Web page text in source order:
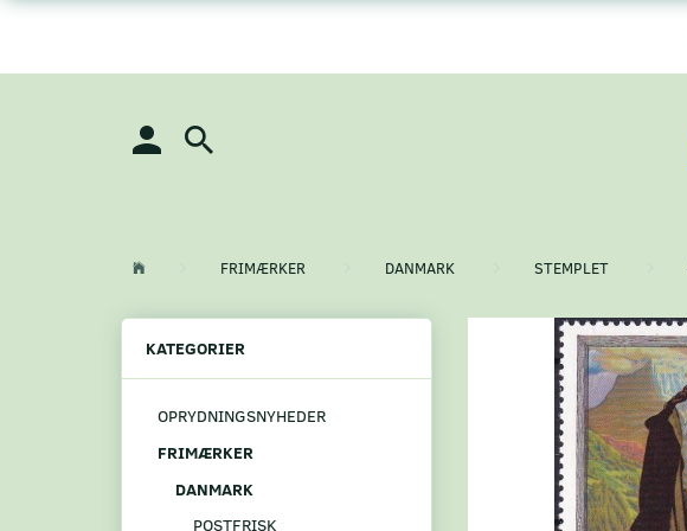
FRIMÆRKER DANMARK STEMPLET
KATEGORIER
OPRYDNINGSNYHEDER
FRIMÆRKER
DANMARK
POSTFRISK